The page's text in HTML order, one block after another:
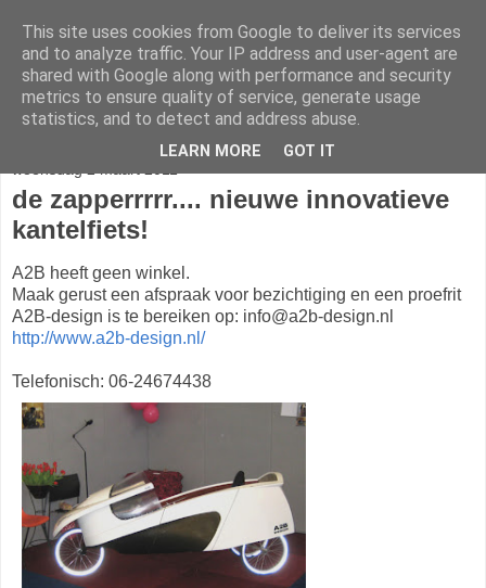
Trapkracht
veel leuke, mooie, grappige, fraaie en functionele fietsen
de zapperrrrr.... nieuwe innovatieve
kantelfiets!
A2B heeft geen winkel.
Maak gerust een afspraak voor bezichtiging en een proefrit
A2B-design is te bereiken op: info@a2b-design.nl
http://www.a2b-design.nl/
Telefonisch: 06-24674438
This site uses cookies from Google to deliver its services
and to analyze traffic. Your IP address and user-agent are
shared with Google along with performance and security
metrics to ensure quality of service, generate usage
statistics, and to detect and address abuse.
LEARN MORE GOT IT